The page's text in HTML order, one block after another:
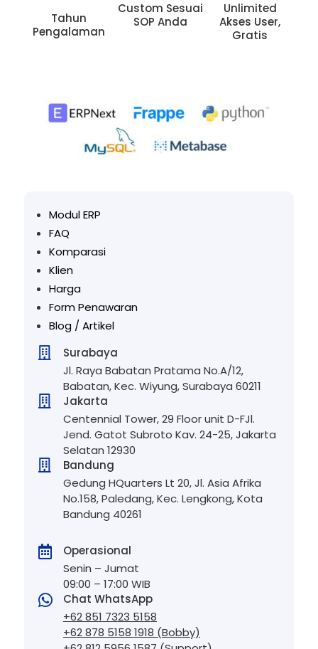
Tahun
Pengalaman
Custom Sesuai
SOP Anda
Unlimited
Akses User,
Gratis
Modul ERP
FAQ
Komparasi
Klien
Harga
Form Penawaran
Blog / Artikel

Surabaya
Jl. Raya Babatan Pratama No.A/12,
Babatan, Kec. Wiyung, Surabaya 60211

Jakarta
Centennial Tower, 29 Floor unit D-FJl.
Jend. Gatot Subroto Kav. 24-25, Jakarta
Selatan 12930

Bandung
Gedung HQuarters Lt 20, Jl. Asia Afrika
No.158, Paledang, Kec. Lengkong, Kota
Bandung 40261

Operasional
Senin – Jumat
09:00 – 17:00 WIB

Chat WhatsApp
+62 851 7323 5158
+62 878 5158 1918 (Bobby)